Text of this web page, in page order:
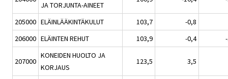
JA TORJUNTA-AINEET
205000 ELÄINLÄÄKINTÄKULUT 103,7
-0,8
206000 ELÄINTEN REHUT 103,9 -0,4
207000
KONEIDEN HUOLTO JA
KORJAUS
123,5 3,5